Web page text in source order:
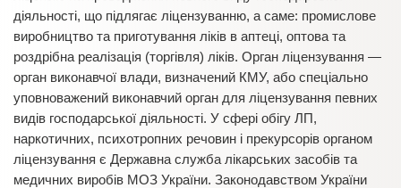
діяльності, що підлягає ліцензуванню, а саме: промислове
виробництво та приготування ліків в аптеці, оптова та
роздрібна реалізація (торгівля) ліків. Орган ліцензування —
орган виконавчої влади, визначений КМУ, або спеціально
уповноважений виконавчий орган для ліцензування певних
видів господарської діяльності. У сфері обігу ЛП,
наркотичних, психотропних речовин і прекурсорів органом
ліцензування є Державна служба лікарських засобів та
медичних виробів МОЗ України. Законодавством України